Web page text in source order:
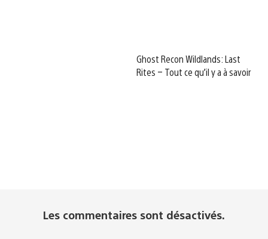
Ghost Recon Wildlands: Last
Rites – Tout ce qu’il y a à savoir
Les commentaires sont désactivés.